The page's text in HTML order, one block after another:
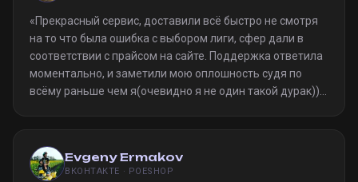
«Прекрасный сервис, доставили всё быстро не смотря
на то что была ошибка с выбором лиги, сфер дали в
соответствии с прайсом на сайте. Поддержка ответила
моментально, и заметили мою оплошность судя по
всёму раньше чем я(очевидно я не один такой дурак)).
Evgeny Ermakov
ВКОНТАКТЕ · POESHOP